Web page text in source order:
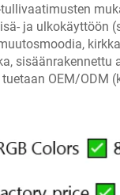
ja ulkokäyttöön
sisäänrakennettu
OEM/ODM